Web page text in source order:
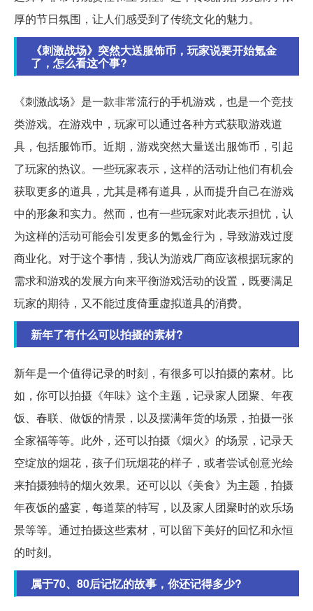
厚的节日氛围，让人们感受到了传统文化的魅力。
《刺激战场》突然大送服饰币，玩家说要开始氪金
了，怎么看这个事?
《刺激战场》是一款非常流行的手机游戏，也是一个竞技
类游戏。在游戏中，玩家可以通过各种方式获取游戏道
具，包括服饰币。近期，游戏突然大量送出服饰币，引起
了玩家的热议。一些玩家表示，这样的活动让他们有机会
获取更多的道具，尤其是稀有道具，从而提升自己在游戏
中的形象和实力。然而，也有一些玩家对此表示担忧，认
为这样的活动可能会引发更多的氪金行为，导致游戏过度
商业化。对于这个事情，我认为游戏厂商应该根据玩家的
需求和游戏的发展方向来平衡游戏活动的设置，既要满足
玩家的期待，又不能过度倚重虚拟道具的消费。
新年了有什么可以拍摄的素材?
新年是一个值得记录的时刻，有很多可以拍摄的素材。比
如，你可以拍摄《年味》这个主题，记录家人团聚、年夜
饭、春联、做饭的情景，以及摆满年货的场景，拍摄一张
全家福等等。此外，还可以拍摄《烟火》的场景，记录天
空绽放的烟花，孩子们玩烟花的样子，或者尝试创意光绘
来拍摄独特的烟火效果。还可以以《美食》为主题，拍摄
年夜饭的盛宴，每道菜的特写，以及家人团聚时的欢乐场
景等等。通过拍摄这些素材，可以留下美好的回忆和永恒
的时刻。
属于70、80后记忆的故事，你还记得多少?